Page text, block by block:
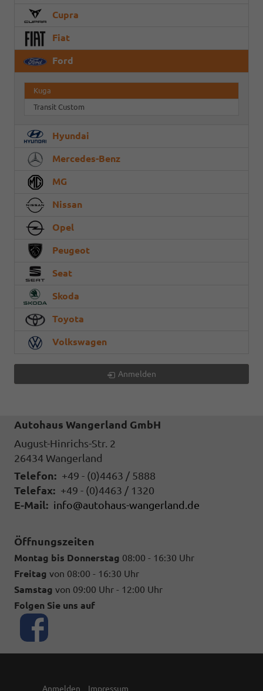
Cupra
Fiat
Ford
Kuga
Transit Custom
Hyundai
Mercedes-Benz
MG
Nissan
Opel
Peugeot
Seat
Skoda
Toyota
Volkswagen
Anmelden
Autohaus Wangerland GmbH
August-Hinrichs-Str. 2
26434 Wangerland
Telefon: +49 - (0)4463 / 5888
Telefax: +49 - (0)4463 / 1320
E-Mail: info@autohaus-wangerland.de
Öffnungszeiten
Montag bis Donnerstag 08:00 - 16:30 Uhr
Freitag von 08:00 - 16:30 Uhr
Samstag von 09:00 Uhr - 12:00 Uhr
Folgen Sie uns auf
Anmelden Impressum